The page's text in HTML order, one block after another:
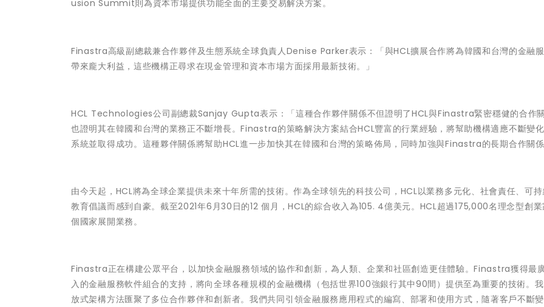
usion Summit則為資本市場提供功能全面的主要交易解決方案。
Finastra高級副總裁兼合作夥伴及生態系統全球負責人Denise Parker表示：「與HCL擴展合作將為韓國和台灣的金融
帶來龐大利益，這些機構正尋求在現金管理和資本市場方面採用最新技術。」
HCL Technologies公司副總裁Sanjay Gupta表示：「這種合作夥伴關係不但證明了HCL與Finastra緊密穩健的合作關
也證明其在韓國和台灣的業務正不斷增長。Finastra的策略解決方案結合HCL豐富的行業經驗，將幫助機構適應不斷變
系統並取得成功。這種夥伴關係將幫助HCL進一步加快其在韓國和台灣的策略佈局，同時加強與Finastra的長期合作關係
由今天起，HCL將為全球企業提供未來十年所需的技術。作為全球領先的科技公司，HCL以業務多元化、社會責任、可
教育倡議而感到自豪。截至2021年6月30日的12 個月，HCL的綜合收入為105. 4億美元。HCL超過175,000名理念型創
個國家展開業務。
Finastra正在構建公眾平台，以加快金融服務領域的協作和創新，為人類、企業和社區創造更佳體驗。Finastra獲得最
入的金融服務軟件組合的支持，將向全球各種規模的金融機構（包括世界100強銀行其中90間）提供至為重要的技術。
放式架構方法匯聚了多位合作夥伴和創新者。我們共同引領金融服務應用程式的編寫、部署和使用方式，隨著客戶不斷